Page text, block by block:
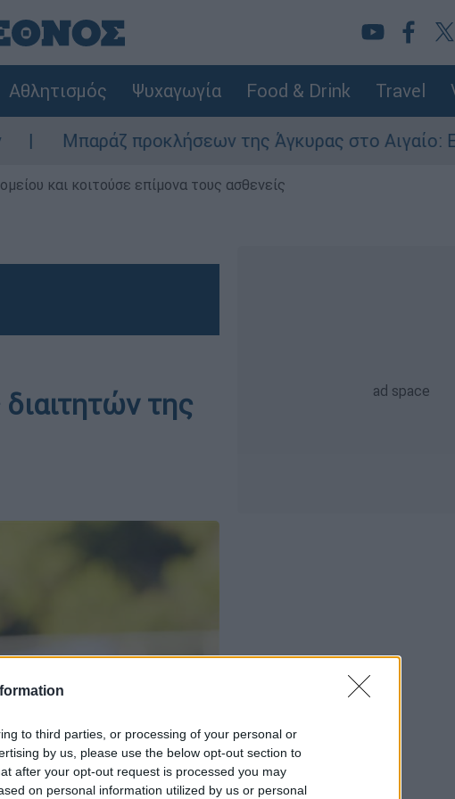
to third parties, or processing of your personal or
by us, please use the below opt-out section to
after your opt-out request is processed you may
on personal information utilized by us or personal
Αθλητισμός Ψυχαγωγία Food & Drink Travel
προκλήσεων της Άγκυρας στο Αιγαίο:
και κοιτούσε επίμονα τους ασθενείς
της